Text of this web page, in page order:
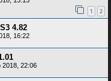
1 2
4.82
16:22
2018, 22:06